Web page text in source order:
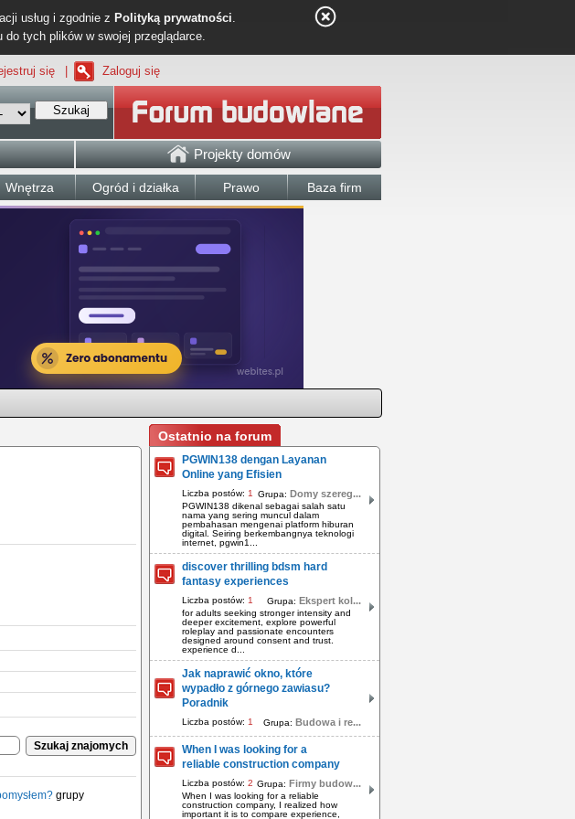
usług i zgodnie z Polityką prywatności.
tych plików w swojej przeglądarce.
się Zaloguj się
Szukaj
Projekty domów
Wnętrza Ogród i działka Prawo Baza firm
grupy
Ostatnio na forum
PGWIN138 dengan Layanan
Online yang Efisien
Liczba postów: 1 Grupa: Domy szereg...
PGWIN138 dikenal sebagai salah satu
nama yang sering muncul dalam
pembahasan mengenai platform hiburan
digital. Seiring berkembangnya teknologi
internet, pgwin1...
discover thrilling bdsm hard
fantasy experiences
Liczba postów: 1 Grupa: Ekspert kol...
for adults seeking stronger intensity and
deeper excitement, explore powerful
roleplay and passionate encounters
designed around consent and trust.
experience d...
Jak naprawić okno, które
wypadło z górnego zawiasu?
Poradnik
Liczba postów: 1 Grupa: Budowa i re...
When I was looking for a
reliable construction company
Liczba postów: 2 Grupa: Firmy budow...
When I was looking for a reliable
construction company, I realized how
important it is to compare experience,